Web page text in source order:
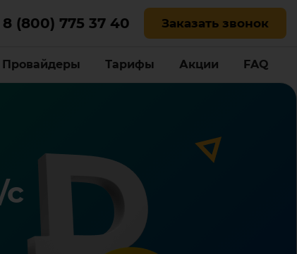
8 (800) 775 37 40 Заказать звонок
Провайдеры Тарифы Акции FAQ